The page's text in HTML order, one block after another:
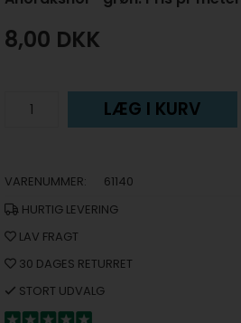
8,00 DKK
LÆG I KURV
VARENUMMER:
61140
HURTIG LEVERING
LAV FRAGT
30 DAGES RETURRET
STORT UDVALG